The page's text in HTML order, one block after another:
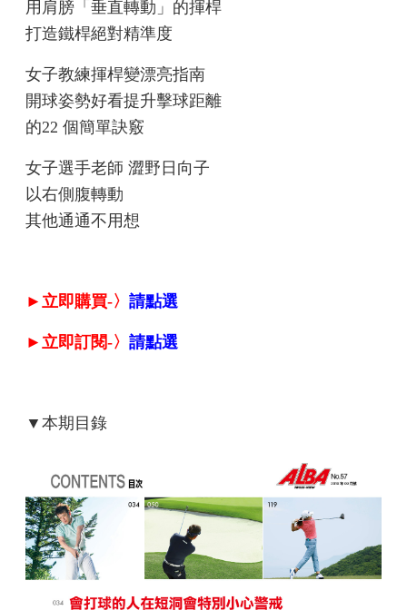
用肩膀「垂直轉動」的揮桿
打造鐵桿絕對精準度
女子教練揮桿變漂亮指南
開球姿勢好看提升擊球距離
的22 個簡單訣竅
女子選手老師 澀野日向子
以右側腹轉動
其他通通不用想
►立即購買-〉請點選
►立即訂閱-〉請點選
▼本期目錄